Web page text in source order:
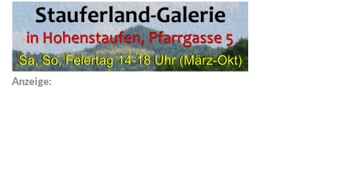
Anzeige: